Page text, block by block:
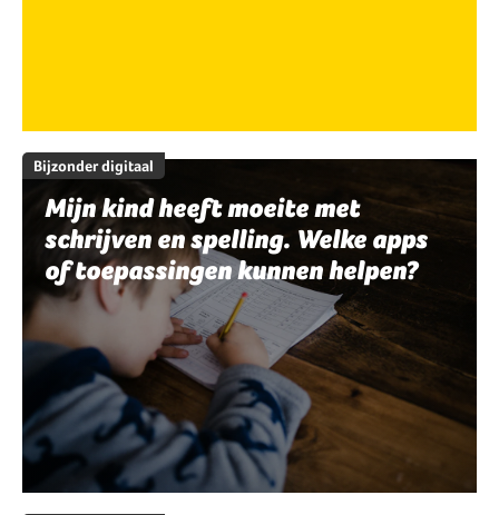
Bijzonder digitaal
Mijn kind heeft moeite met
schrijven en spelling. Welke apps
of toepassingen kunnen helpen?